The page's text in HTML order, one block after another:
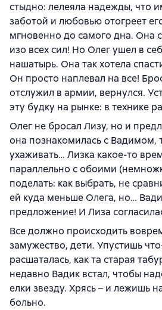
стыдно: лелеяла надежды, что
заботой и любовью отогреет
мгновенно до самого дна. Она
изо всех сил! Но Олег ушел в
нашатырь. Она так хотела
Он просто наплевал на все!
отслужил в армии, вернулся.
эту будку на рынке: в технике
Олег не бросал Лизу, но и
она познакомилась с Вадимом,
ухаживать… Лизка какое-то
параллельно с обоими
поделать: как выбрать, не
ей куда меньше Олега, но…
предложение! И Лиза
Все должно происходить
замужество, дети. Упустишь
расшаталась, как та старая
недавно Вадик встал, чтобы
елки звезду. Хрясь – и лежишь
больно.